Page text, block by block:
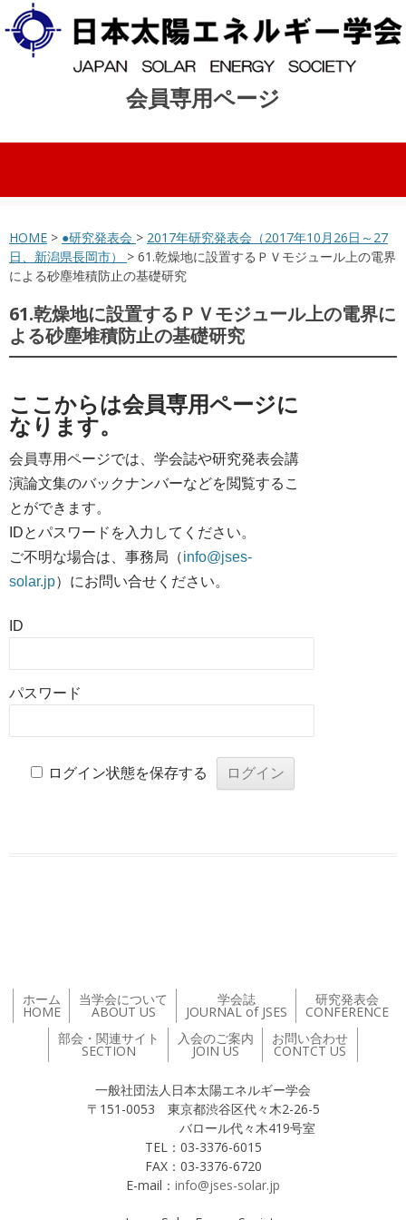
会員専用ページ
コンテンツへスキップ
HOME > ●研究発表会 > 2017年研究発表会（2017年10月26日～27
日、新潟県長岡市） > 61.乾燥地に設置するＰＶモジュール上の電界
による砂塵堆積防止の基礎研究
61.乾燥地に設置するＰＶモジュール上の電界に
よる砂塵堆積防止の基礎研究
ここからは会員専用ページに
なります。
会員専用ページでは、学会誌や研究発表会講
演論文集のバックナンバーなどを閲覧するこ
とができます。
IDとパスワードを入力してください。
ご不明な場合は、事務局（info@jses-
solar.jp）にお問い合せください。
ID
パスワード
ログイン状態を保存する
ホーム
HOME
当学会について
ABOUT US
学会誌
JOURNAL of JSES
研究発表会
CONFERENCE
部会・関連サイト
SECTION
入会のご案内
JOIN US
お問い合わせ
CONTCT US
一般社団法人日本太陽エネルギー学会
〒151-0053 東京都渋谷区代々木2-26-5
バロール代々木419号室
TEL：03-3376-6015
FAX：03-3376-6720
E-mail： info@jses-solar.jp